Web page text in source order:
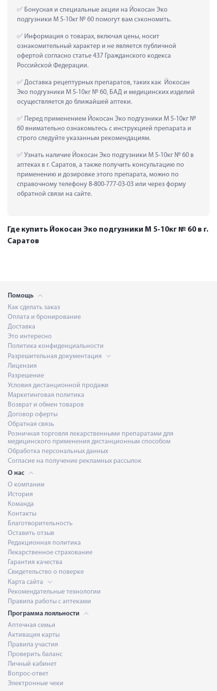
Бонусная и специальные акции на Йокосан Эко
подгузники М 5-10кг № 60 помогут вам сэкономить.
Информация о товарах, включая цены, носит
ознакомительный характер и не является публичной
офертой согласно статье 437 Гражданского кодекса
Российской Федерации.
Доставка рецептурных препаратов, таких как  Йокосан
Эко подгузники М 5-10кг № 60, БАД и медицинских изделий
осуществляется до ближайшей аптеки.
Перед применением Йокосан Эко подгузники М 5-10кг №
60 внимательно ознакомьтесь с инструкцией препарата и
строго следуйте указанным рекомендациям.
Узнать наличие Йокосан Эко подгузники М 5-10кг № 60 в
аптеках в г. Саратов, а также получить консультацию по
применению и дозировке этого препарата, можно по
справочному телефону 8-800-777-03-03 или через форму
обратной связи на сайте.
Где купить Йокосан Эко подгузники М 5-10кг № 60 в г.
Саратов
Помощь
Как сделать заказ
Оплата и бронирование
Доставка
Это интересно
Политика конфиденциальности
Разрешительная документация
Лицензия
Разрешение
Условия дистанционной продажи
Маркетинговая политика
Возврат и обмен товаров
Договор оферты
Обратная связь
Розничная торговля лекарственными препаратами для
медицинского применения дистанционным способом
Обработка персональных данных
Согласие на получение рекламных рассылок
О нас
О компании
История
Команда
Контакты
Благотворительность
Оставить отзыв
Редакционная политика
Лекарственное страхование
Гарантия качества
Свидетельство о поверке
Карта сайта
Рекомендательные технологии
Правила работы с аптеками
Программа лояльности
Аптечная семья
Активация карты
Правила участия
Проверить баланс
Личный кабинет
Вопрос-ответ
Электронные чеки